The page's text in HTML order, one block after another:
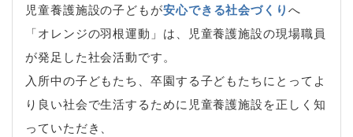
児童養護施設の子どもが安心できる社会づくりへ
「オレンジの羽根運動」は、児童養護施設の現場職員
が発足した社会活動です。
入所中の子どもたち、卒園する子どもたちにとってよ
り良い社会で生活するために児童養護施設を正しく知
っていただき、